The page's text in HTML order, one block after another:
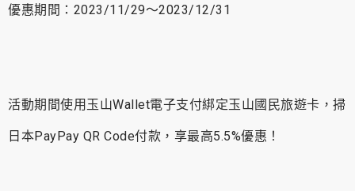
優惠期間：2023/11/29～2023/12/31
活動期間使用玉山Wallet電子支付綁定玉山國民旅遊卡，掃
日本PayPay QR Code付款，享最高5.5%優惠！